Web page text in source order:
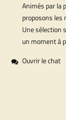
Animés par la
proposons les
Une sélection
un moment à
Ouvrir le chat